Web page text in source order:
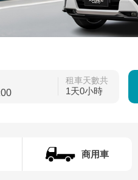
租車天數共
1天0小時
商用車